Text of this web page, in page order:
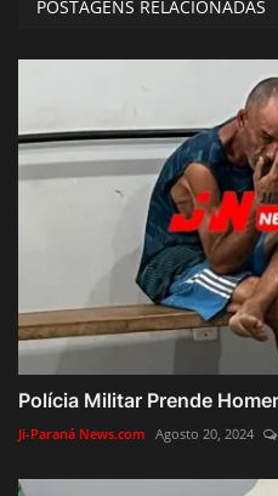
POSTAGENS RELACIONADAS
Polícia Militar Prende
Ji-Paraná News.com Agosto 20, 2024